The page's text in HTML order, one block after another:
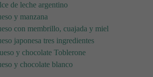
de leche argentino
y manzana
con membrillo, cuajada y miel
japonesa tres ingredientes
y chocolate Toblerone
y chocolate blanco